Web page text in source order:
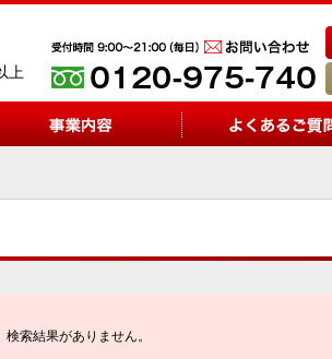
上
検索結果がありません。